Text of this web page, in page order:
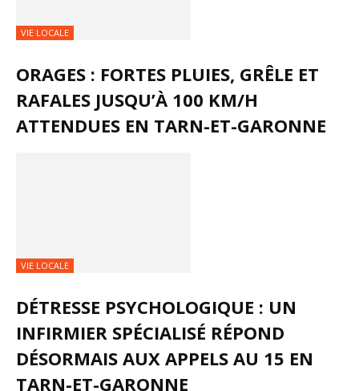
VIE LOCALE
ORAGES : FORTES PLUIES, GRÊLE ET
RAFALES JUSQU’À 100 KM/H
ATTENDUES EN TARN-ET-GARONNE
VIE LOCALE
DÉTRESSE PSYCHOLOGIQUE : UN
INFIRMIER SPÉCIALISÉ RÉPOND
DÉSORMAIS AUX APPELS AU 15 EN
TARN-ET-GARONNE